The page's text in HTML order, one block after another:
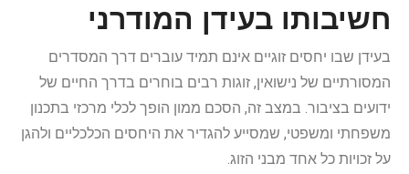
חשיבותו בעידן המודרני
בעידן שבו יחסים זוגיים אינם תמיד עוברים דרך המסדרים
המסורתיים של נישואין, זוגות רבים בוחרים בדרך החיים של
ידועים בציבור. במצב זה, הסכם ממון הופך לכלי מרכזי בתכנון
משפחתי ומשפטי, שמסייע להגדיר את היחסים הכלכליים ולהגן
על זכויות כל אחד מבני הזוג.